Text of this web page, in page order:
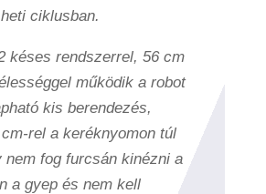
ciklusban.
késes rendszerrel, 56 cm
működik a robot
kis berendezés,
rel a keréknyomon túl
fog furcsán kinézni a
a gyep és nem kell